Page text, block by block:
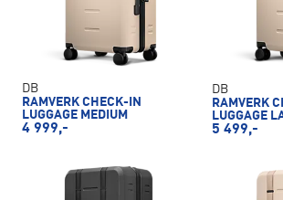
DB
RAMVERK CHECK-IN
LUGGAGE MEDIUM
4 999,-
DB
RAMVERK
LUGGAGE
5 499,-